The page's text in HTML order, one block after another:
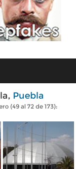
Puebla
(49 al 72 de 173):